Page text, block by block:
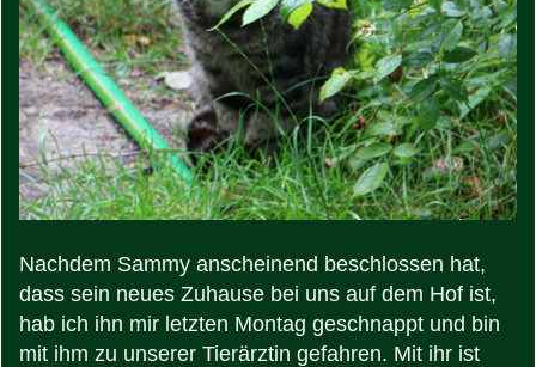
Nachdem Sammy anscheinend beschlossen hat,
dass sein neues Zuhause bei uns auf dem Hof ist,
hab ich ihn mir letzten Montag geschnappt und bin
mit ihm zu unserer Tierärztin gefahren. Mit ihr ist